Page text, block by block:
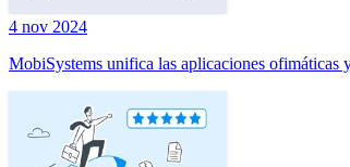
4 nov 2024
MobiSystems unifica las aplicaciones ofimáticas